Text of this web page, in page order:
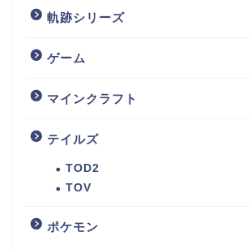
軌跡シリーズ
ゲーム
マインクラフト
テイルズ
TOD2
TOV
ポケモン